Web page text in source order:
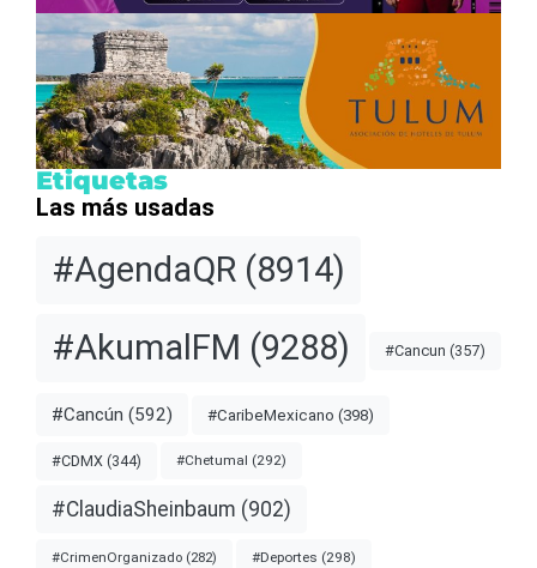
Etiquetas
Las más usadas
#AgendaQR (8914)
#AkumalFM (9288) #Cancun (357)
#Cancún (592) #CaribeMexicano (398)
#CDMX (344) #Chetumal (292)
#ClaudiaSheinbaum (902)
#CrimenOrganizado (282) #Deportes (298)